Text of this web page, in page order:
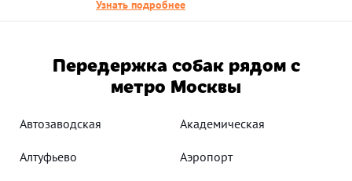
Узнать подробнее
Передержка собак рядом с
метро Москвы
Автозаводская Академическая
Алтуфьево Аэропорт